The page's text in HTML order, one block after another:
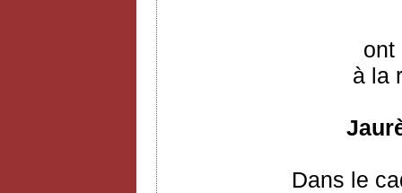
ont
à la
Dans le